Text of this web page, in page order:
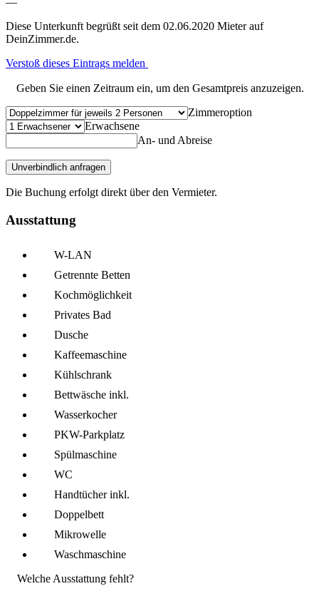
Diese Unterkunft begrüßt seit dem 02.06.2020 Mieter auf
DeinZimmer.de.
Verstoß dieses Eintrags melden
Geben Sie einen Zeitraum ein, um den Gesamtpreis anzuzeigen.
Zimmeroption
Erwachsene
An- und Abreise
Unverbindlich anfragen
Die Buchung erfolgt direkt über den Vermieter.
Ausstattung
W-LAN
Getrennte Betten
Kochmöglich­keit
Privates Bad
Dusche
Kaffee­maschine
Kühl­schrank
Bettwäsche inkl.
Wasserkocher
PKW-Parkplatz
Spül­maschine
WC
Handtücher inkl.
Doppelbett
Mikro­welle
Wasch­maschine
Welche Ausstattung fehlt?